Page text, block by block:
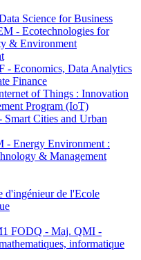
Science for Business
- Ecotechnologies for
& Environment
- Economics, Data Analytics
Finance
of Things : Innovation
Program (IoT)
Cities and Urban
- Energy Environment :
& Management
d'ingénieur de l'Ecole
FODQ - Maj. QMI -
informatique